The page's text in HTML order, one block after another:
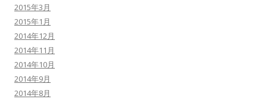
2015年3月
2015年1月
2014年12月
2014年11月
2014年10月
2014年9月
2014年8月